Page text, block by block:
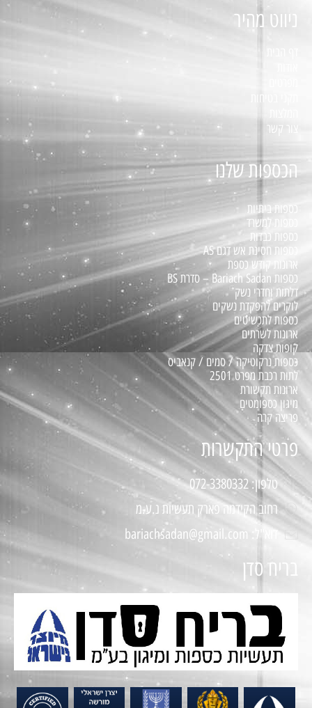
ניווט מהיר
צור קשר
הכספות שלנו
כספות ביתיות
כספות למשרד
כספות כבדות
כספות חסינת אש דגם AS
ארונות קודש כספת
כספות Bariach Sadan – סדרת BS
דלתות וחדרי נשק
לוקרים להפקדת נשקים
כספות לתכשיטים
ארונות לשרתים
קופות צדקה
כספות נרקוטיקה / סמים / קנאביס
לתות רכבת מפרט 2501
ארונות תקשורת
מיגון כספומטים
פריצה קרה
פרטי התקשרות
טלפון: 072-3380332
רחוב הקידמה פארק תעשיות נ.ע.מ
דוא"ל: bariachsadan@gmail.com
בריח סדן